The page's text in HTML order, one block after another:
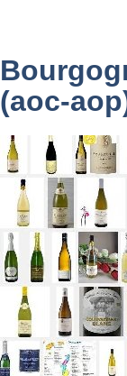
(aoc-